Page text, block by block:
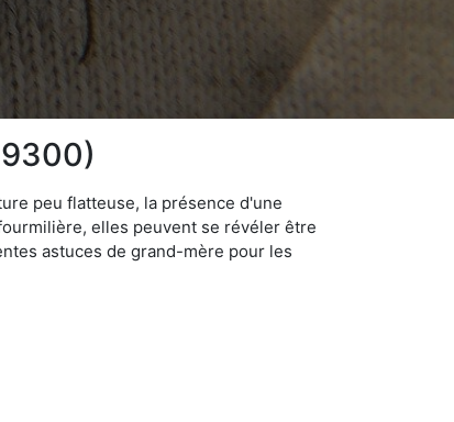
peu flatteuse, la présence d'une
elles peuvent se révéler être
astuces de grand-mère pour les